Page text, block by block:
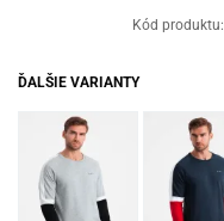
Kód produktu:
ĎALŠIE VARIANTY